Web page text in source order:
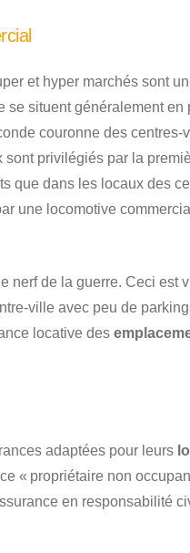
et hyper marchés sont
se situent généralement en
couronne des centres-
privilégiés par la
que dans les locaux des
une locomotive
nerf de la guerre. Ceci est
ville avec peu de
locative des
adaptées pour leurs
« propriétaire non
en responsabilité